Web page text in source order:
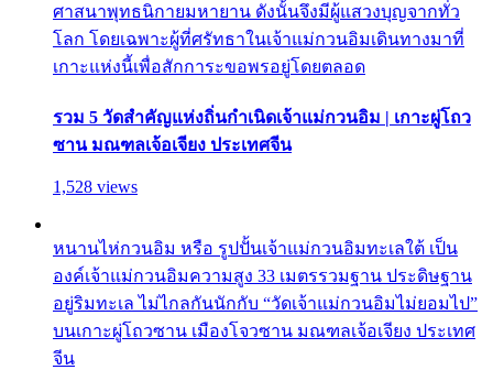
ศาสนาพุทธนิกายมหายาน ดังนั้นจึงมีผู้แสวงบุญจากทั่ว
โลก โดยเฉพาะผู้ที่ศรัทธาในเจ้าแม่กวนอิมเดินทางมาที่
เกาะแห่งนี้เพื่อสักการะขอพรอยู่โดยตลอด
รวม 5 วัดสำคัญแห่งถิ่นกำเนิดเจ้าแม่กวนอิม | เกาะผู่โถว
ซาน มณฑลเจ้อเจียง ประเทศจีน
1,528 views
หนานไห่กวนอิม หรือ รูปปั้นเจ้าแม่กวนอิมทะเลใต้ เป็น
องค์เจ้าแม่กวนอิมความสูง 33 เมตรรวมฐาน ประดิษฐาน
อยู่ริมทะเล ไม่ไกลกันนักกับ “วัดเจ้าแม่กวนอิมไม่ยอมไป”
บนเกาะผู่โถวซาน เมืองโจวซาน มณฑลเจ้อเจียง ประเทศ
จีน